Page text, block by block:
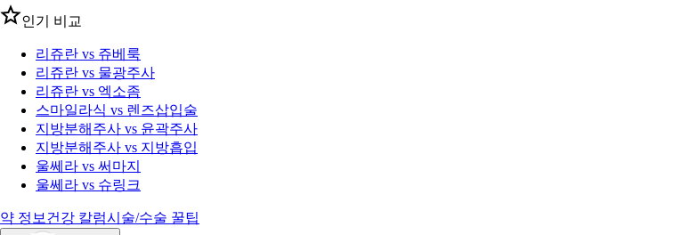
인기 비교
리쥬란 vs 쥬베룩
리쥬란 vs 물광주사
리쥬란 vs 엑소좀
스마일라식 vs 렌즈삽입술
지방분해주사 vs 윤곽주사
지방분해주사 vs 지방흡입
울쎄라 vs 써마지
울쎄라 vs 슈링크
약 정보 건강 칼럼시술/수술 꿀팁